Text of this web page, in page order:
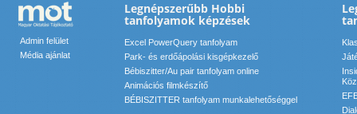
Admin felület
Média ajánlat
Legnépszerűbb Hobbi
tanfolyamok képzések
Excel PowerQuery tanfolyam
Park- és erdőápolási kisgépkezelő
Bébiszitter/Au pair tanfolyam online
Animációs filmkészítő
BÉBISZITTER tanfolyam munkalehetőséggel